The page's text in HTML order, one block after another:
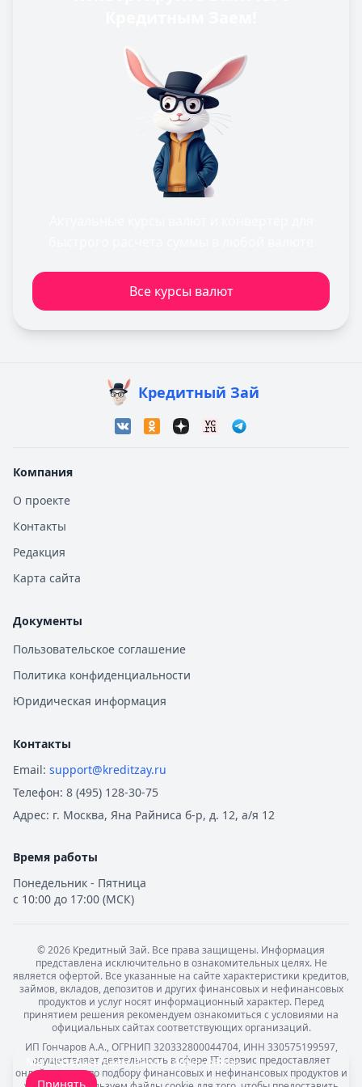
Все курсы валют
Кредитный Зай
Компания
О проекте
Контакты
Редакция
Карта сайта
Документы
Пользовательское соглашение
Политика конфиденциальности
Юридическая информация
Контакты
Email: support@kreditzay.ru
Телефон: 8 (495) 128-30-75
Адрес: г. Москва, Яна Райниса б-р, д. 12, а/я 12
Время работы
Понедельник - Пятница
с 10:00 до 17:00 (МСК)
©2026 Кредитный Зай. Все права защищены. Информация
представлена исключительно в ознакомительных целях. Не
является офертой. Все указанные на сайте характеристики кредитов,
займов, вкладов, депозитов и других финансовых и нефинансовых
продуктов и услуг носят информационный характер. Перед
принятием решения рекомендуем ознакомиться с условиями на
официальных сайтах соответствующих организаций.
ИП Гончаров А.А., ОГРНИП 320332800044704, ИНН 330575199597,
осуществляет деятельность в сфере IT: сервис предоставляет
онлайн-услуги по подбору финансовых и нефинансовых продуктов и
Мы обрабатываем ваши cookie-файлы.